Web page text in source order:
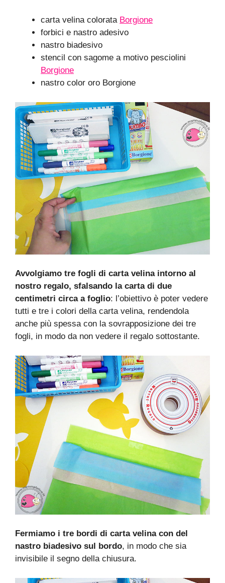
carta velina colorata Borgione
forbici e nastro adesivo
nastro biadesivo
stencil con sagome a motivo pesciolini
Borgione
nastro color oro Borgione
Avvolgiamo tre fogli di carta velina intorno al
nostro regalo, sfalsando la carta di due
centimetri circa a foglio: l’obiettivo è poter vedere
tutti e tre i colori della carta velina, rendendola
anche più spessa con la sovrapposizione dei tre
fogli, in modo da non vedere il regalo sottostante.
Fermiamo i tre bordi di carta velina con del
nastro biadesivo sul bordo, in modo che sia
invisibile il segno della chiusura.